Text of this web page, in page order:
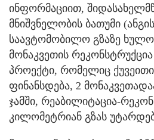
ინფორმაციით,
მნიშვნელობის ბათუმი
საავტომობილო გზაზე
მონაკვეთის
პროექტი, რომელიც
ფინანსდება, 2
ჯამში, რეაბილიტაცია-
კილომეტრიან გზას